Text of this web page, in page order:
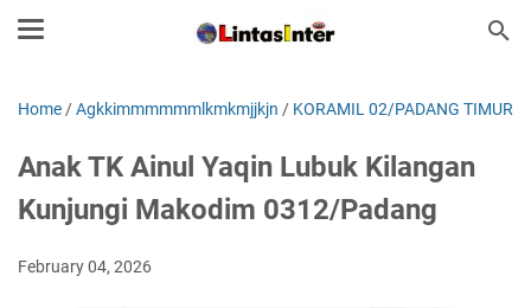
Home /Agkkimmmmmmlkmkmjjkjn / KORAMIL 02/PADANG TIMUR
Anak TK Ainul Yaqin Lubuk Kilangan
Kunjungi Makodim 0312/Padang
February 04, 2026